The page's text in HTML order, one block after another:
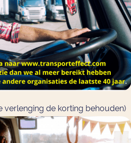
verlenging de korting behouden)